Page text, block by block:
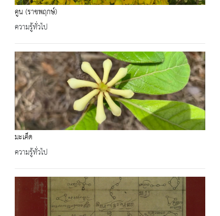
คูน (ราชพฤกษ์)
ความรู้ทั่วไป
มะเค็ด
ความรู้ทั่วไป